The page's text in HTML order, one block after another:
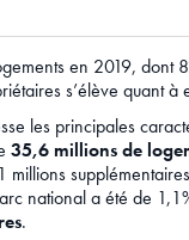
en 2019, dont
s’élève quant
les principales
35,6 millions de
millions
national a été de
.